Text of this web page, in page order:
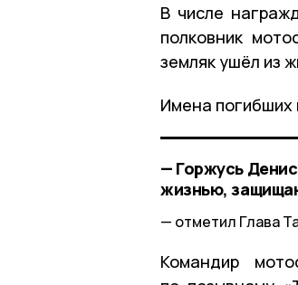
В числе
полковник
земляк ушёл из
Имена погибших
— Горжусь
жизнью,
отметил Глава
Командир